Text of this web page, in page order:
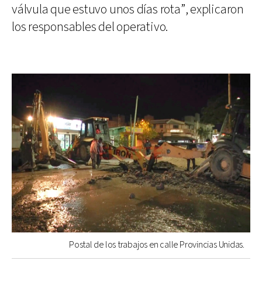
válvula que estuvo unos días rota”, explicaron
los responsables del operativo.
Postal de los trabajos en calle Provincias Unidas.